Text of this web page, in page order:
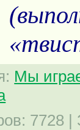
: Мы
: 7728 |